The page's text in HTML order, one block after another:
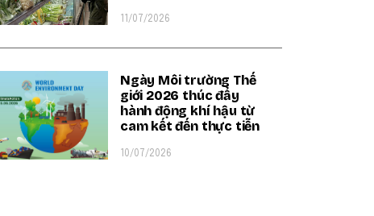
11/07/2026
Ngày Môi trường Thế
giới 2026 thúc đẩy
hành động khí hậu từ
cam kết đến thực tiễn
10/07/2026